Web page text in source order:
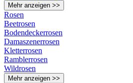
Mehr anzeigen >>
Rosen
Beetrosen
Bodendeckerrosen
Damaszenerrosen
Kletterrosen
Ramblerrosen
Wildrosen
Mehr anzeigen >>